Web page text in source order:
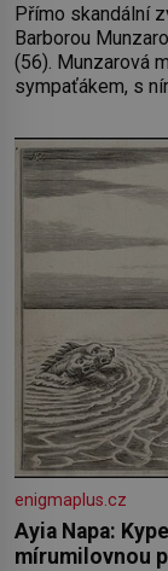
Přímo skandální
Barborou
(56). Munzarová
sympaťákem, s
enigmaplus.cz
Ayia Napa:
mírumilovnou